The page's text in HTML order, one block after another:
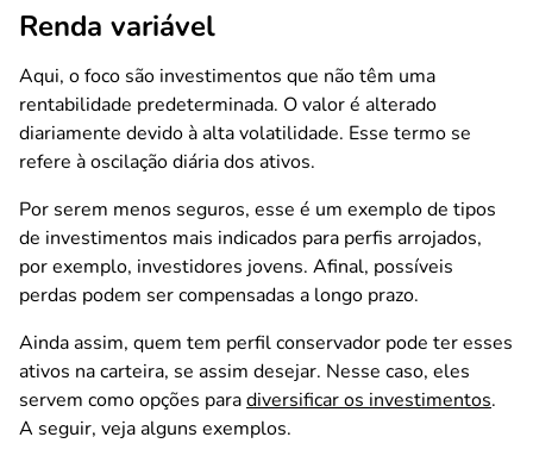
Renda variável
Aqui, o foco são investimentos que não têm uma
rentabilidade predeterminada. O valor é alterado
diariamente devido à alta volatilidade. Esse termo se
refere à oscilação diária dos ativos.
Por serem menos seguros, esse é um exemplo de tipos
de investimentos mais indicados para perfis arrojados,
por exemplo, investidores jovens. Afinal, possíveis
perdas podem ser compensadas a longo prazo.
Ainda assim, quem tem perfil conservador pode ter esses
ativos na carteira, se assim desejar. Nesse caso, eles
servem como opções paradiversificar os investimentos.
A seguir, veja alguns exemplos.